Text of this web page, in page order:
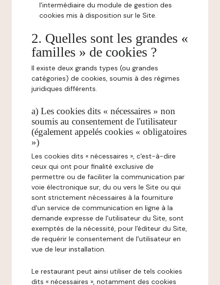
l'intermédiaire du module de gestion des
cookies mis à disposition sur le Site.
2. Quelles sont les grandes «
familles » de cookies ?
Il existe deux grands types (ou grandes
catégories) de cookies, soumis à des régimes
juridiques différents.
a) Les cookies dits « nécessaires » non
soumis au consentement de l'utilisateur
(également appelés cookies « obligatoires
»)
Les cookies dits « nécessaires », c'est-à-dire
ceux qui ont pour finalité exclusive de
permettre ou de faciliter la communication par
voie électronique sur, du ou vers le Site ou qui
sont strictement nécessaires à la fourniture
d'un service de communication en ligne à la
demande expresse de l'utilisateur du Site, sont
exemptés de la nécessité, pour l'éditeur du Site,
de requérir le consentement de l'utilisateur en
vue de leur installation.
Le restaurant peut ainsi utiliser de tels cookies
dits « nécessaires », notamment des cookies